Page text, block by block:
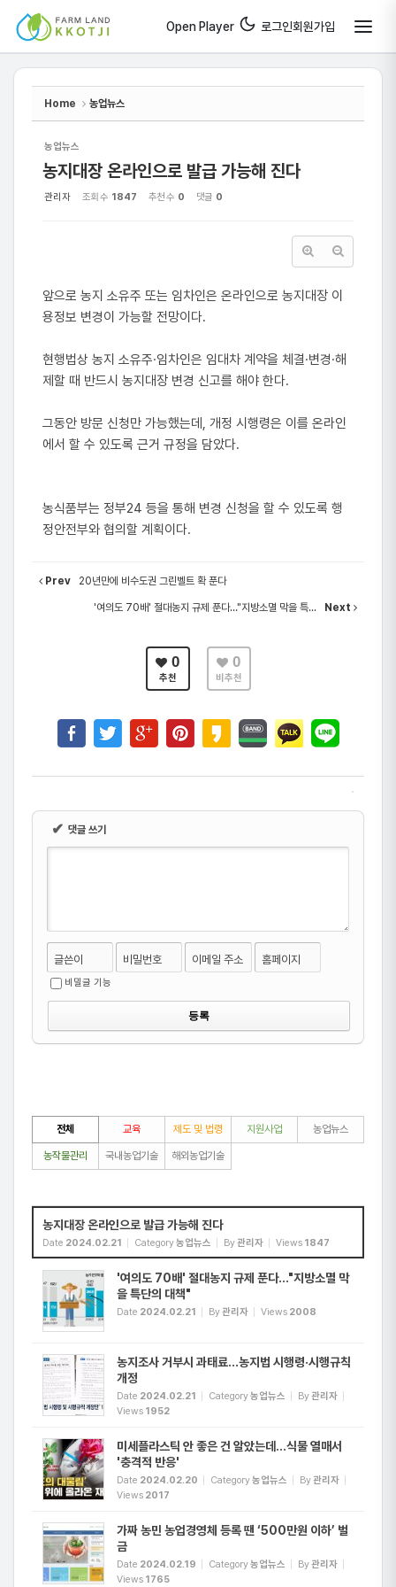
Open Player 로그인회원가입
Home 농업뉴스
농업뉴스
농지대장 온라인으로 발급 가능해 진다
관리자 조회 수 1847 추천 수 0 댓글 0
앞으로 농지 소유주 또는 임차인은 온라인으로 농지대장 이
용정보 변경이 가능할 전망이다.
현행법상 농지 소유주·임차인은 임대차 계약을 체결·변경·해
제할 때 반드시 농지대장 변경 신고를 해야 한다.
그동안 방문 신청만 가능했는데, 개정 시행령은 이를 온라인
에서 할 수 있도록 근거 규정을 담았다.
농식품부는 정부24 등을 통해 변경 신청을 할 수 있도록 행
정안전부와 협의할 계획이다.
Prev 20년만에 비수도권 그린벨트 확 푼다
'여의도 70배' 절대농지 규제 푼다…"지방소멸 막을 특... Next
0
추천
0
비추천
✔ 댓글 쓰기
글쓴이 비밀번호 이메일 주소 홈페이지
비밀글 기능
전체 교육 제도 및 법령 지원사업 농업뉴스
농작물관리 국내농업기술 해외농업기술
농지대장 온라인으로 발급 가능해 진다
Date 2024.02.21 Category농업뉴스 By관리자 Views 1847
'여의도 70배' 절대농지 규제 푼다…"지방소멸 막
을 특단의 대책"
Date 2024.02.21 By관리자 Views 2008
농지조사 거부시 과태료…농지법 시행령·시행규칙
개정
Date 2024.02.21 Category농업뉴스 By관리자
Views 1952
미세플라스틱 안 좋은 건 알았는데...식물 열매서
'충격적 반응'
Date 2024.02.20 Category농업뉴스 By관리자
Views 2017
가짜 농민 농업경영체 등록 땐 ‘500만원 이하’ 벌
금
Date 2024.02.19 Category농업뉴스 By관리자
Views 1765